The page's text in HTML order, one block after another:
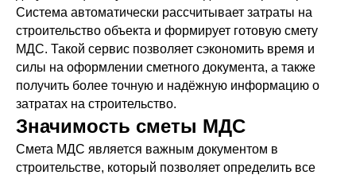
Система автоматически рассчитывает затраты на
строительство объекта и формирует готовую смету
МДС. Такой сервис позволяет сэкономить время и
силы на оформлении сметного документа, а также
получить более точную и надёжную информацию о
затратах на строительство.
Значимость сметы МДС
Смета МДС является важным документом в
строительстве, который позволяет определить все